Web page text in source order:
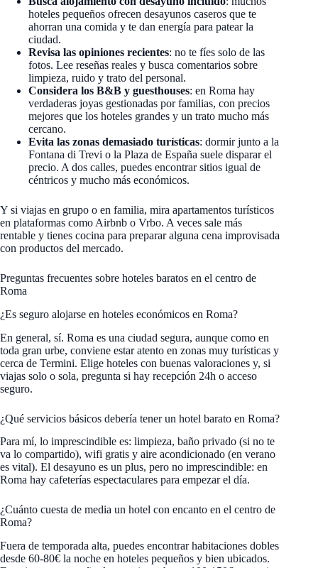
hoteles pequeños ofrecen desayunos caseros que te
ahorran una comida y te dan energía para patear la
ciudad.
Revisa las opiniones recientes: no te fíes solo de las
fotos. Lee reseñas reales y busca comentarios sobre
limpieza, ruido y trato del personal.
Considera los B&B y guesthouses: en Roma hay
verdaderas joyas gestionadas por familias, con precios
mejores que los hoteles grandes y un trato mucho más
cercano.
Evita las zonas demasiado turísticas: dormir junto a la
Fontana di Trevi o la Plaza de España suele disparar el
precio. A dos calles, puedes encontrar sitios igual de
céntricos y mucho más económicos.
Y si viajas en grupo o en familia, mira apartamentos turísticos
en plataformas como Airbnb o Vrbo. A veces sale más
rentable y tienes cocina para preparar alguna cena improvisada
con productos del mercado.
Preguntas frecuentes sobre hoteles baratos en el centro de
Roma
¿Es seguro alojarse en hoteles económicos en Roma?
En general, sí. Roma es una ciudad segura, aunque como en
toda gran urbe, conviene estar atento en zonas muy turísticas y
cerca de Termini. Elige hoteles con buenas valoraciones y, si
viajas solo o sola, pregunta si hay recepción 24h o acceso
seguro.
¿Qué servicios básicos debería tener un hotel barato en Roma?
Para mí, lo imprescindible es: limpieza, baño privado (si no te
va lo compartido), wifi gratis y aire acondicionado (en verano
es vital). El desayuno es un plus, pero no imprescindible: en
Roma hay cafeterías espectaculares para empezar el día.
¿Cuánto cuesta de media un hotel con encanto en el centro de
Roma?
Fuera de temporada alta, puedes encontrar habitaciones dobles
desde 60-80€ la noche en hoteles pequeños y bien ubicados.